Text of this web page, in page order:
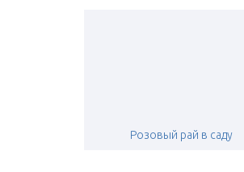
Розовый рай в саду